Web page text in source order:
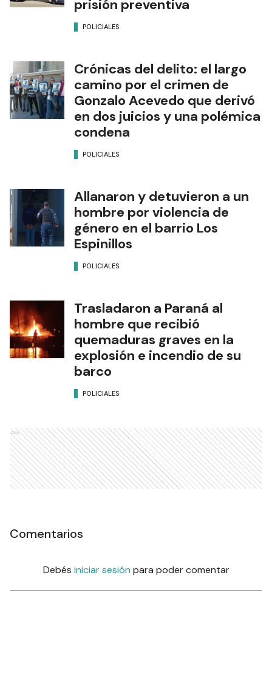
prisión preventiva
POLICIALES
Crónicas del delito: el largo
camino por el crimen de
Gonzalo Acevedo que derivó
en dos juicios y una polémica
condena
POLICIALES
Allanaron y detuvieron a un
hombre por violencia de
género en el barrio Los
Espinillos
POLICIALES
Trasladaron a Paraná al
hombre que recibió
quemaduras graves en la
explosión e incendio de su
barco
POLICIALES
Ads
Comentarios
Debés iniciar sesión para poder comentar